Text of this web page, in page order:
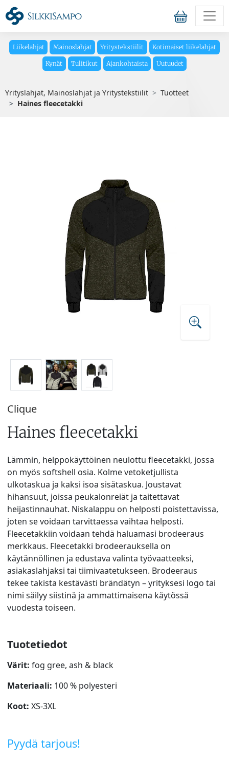
Liikelahjat Mainoslahjat Yritystekstiilit Kotimaiset liikelahjat
Kynät Tulitikut Ajankohtaista Uutuudet
Yrityslahjat, Mainoslahjat ja Yritystekstiilit
Tuotteet
Haines fleecetakki
Clique
Haines fleecetakki
Lämmin, helppokäyttöinen neulottu fleecetakki, jossa
on myös softshell osia. Kolme vetoketjullista
ulkotaskua ja kaksi isoa sisätaskua. Joustavat
hihansuut, joissa peukalonreiät ja taitettavat
heijastinnauhat. Niskalappu on helposti poistettavissa,
joten se voidaan tarvittaessa vaihtaa helposti.
Fleecetakkiin voidaan tehdä haluamasi brodeeraus
merkkaus. Fleecetakki brodeerauksella on
käytännöllinen ja edustava valinta työvaatteeksi,
asiakaslahjaksi tai tiimivaatetukseen. Brodeeraus
tekee takista kestävästi brändätyn – yrityksesi logo tai
nimi säilyy siistinä ja ammattimaisena käytössä
vuodesta toiseen.
Tuotetiedot
Värit: fog gree, ash & black
Materiaali: 100 % polyesteri
Koot: XS-3XL
Pyydä tarjous!